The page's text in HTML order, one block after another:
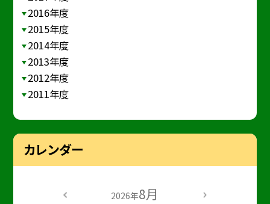
2016年度
2015年度
2014年度
2013年度
2012年度
2011年度
カレンダー
2026年8月